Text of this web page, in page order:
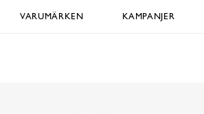
VARUMÄRKEN KAMPANJER